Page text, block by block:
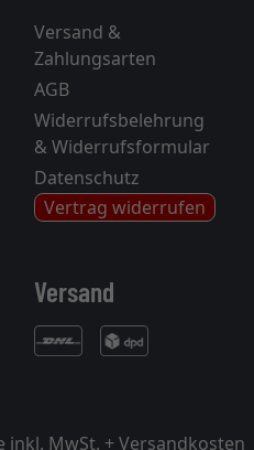
Versand &
Zahlungsarten
AGB
Widerrufsbelehrung
& Widerrufsformular
Datenschutz
Vertrag widerrufen
Versand
inkl. MwSt. +Versandkosten